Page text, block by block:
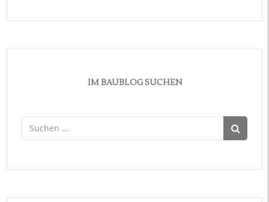
IM BAUBLOG SUCHEN
nach: